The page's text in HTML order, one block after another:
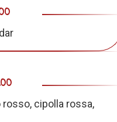
rosso, cipolla rossa,